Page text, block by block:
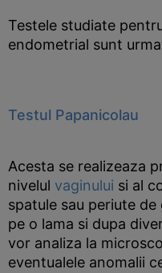
Testele studiate
endometrial sunt
Testul Papanicolau
Acesta se realizeaza
nivelul vaginului si al
spatule sau periute
pe o lama si dupa
vor analiza la
eventualele anomalii